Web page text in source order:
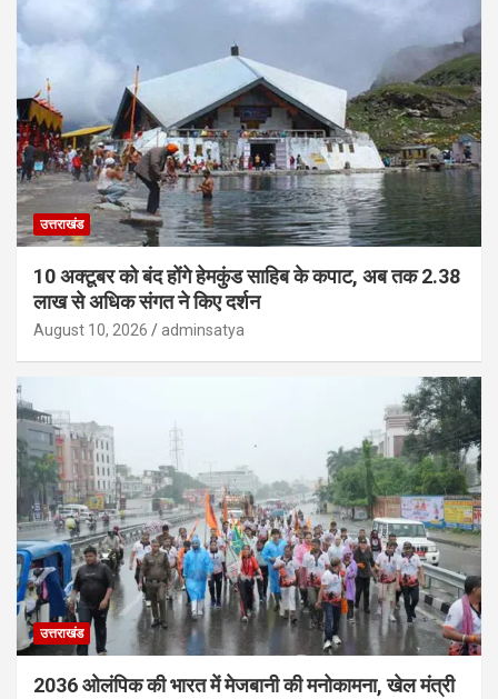
उत्तराखंड
10 अक्टूबर को बंद होंगे हेमकुंड साहिब के कपाट, अब तक 2.38
लाख से अधिक संगत ने किए दर्शन
August 10, 2026 adminsatya
उत्तराखंड
2036 ओलंपिक की भारत में मेजबानी की मनोकामना, खेल मंत्री